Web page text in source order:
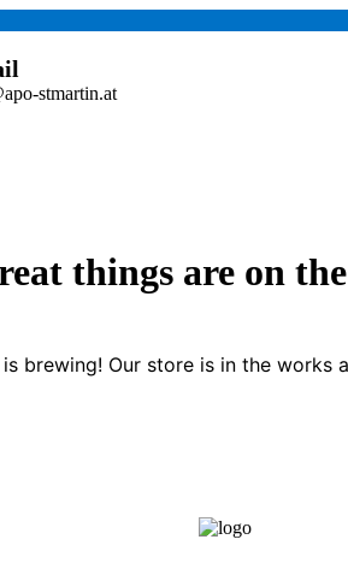
stmartin.at
things are on
brewing! Our store is in the works